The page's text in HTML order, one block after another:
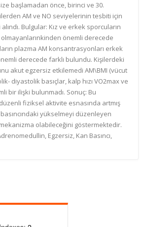
başlamadan önce, birinci ve 30.
AM ve NO seviyelerinin tesbiti için
Bulgular: Kız ve erkek sporcuların
önemli derecede
plazma AM konsantrasyonları erkek
derecede farklı bulundu. Kişilerdeki
akut egzersiz etkilemedi AM\BMI (vücut
diyastolik basıçlar, kalp hızı VO2max ve
bir ilişki bulunmadı. Sonuç: Bu
fiziksel aktivite esnasında artmış
yükselmeyi düzenleyen
olabileceğini göstermektedir.
Egzersiz, Kan Basıncı,